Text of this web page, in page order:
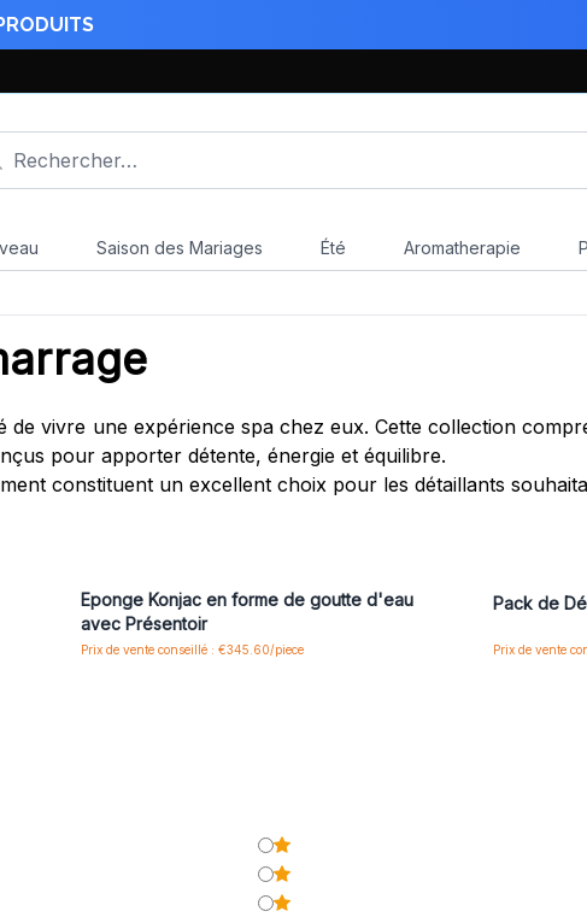
Saison des Mariages Été Aromatherapie
de vivre une expérience spa chez eux. Cette collection
pour apporter détente, énergie et équilibre.
constituent un excellent choix pour les détaillants
Eponge Konjac en forme de goutte d'eau
avec Présentoir
Prix de vente conseillé : €345.60/piece
Pack de
Prix de vente